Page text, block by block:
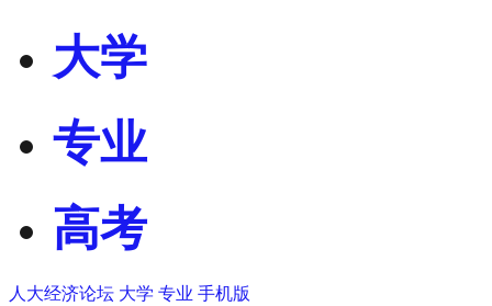
大学
专业
高考
人大经济论坛 大学 专业 手机版